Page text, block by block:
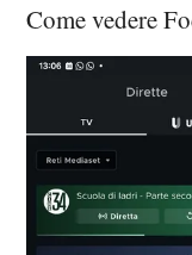
Come vedere